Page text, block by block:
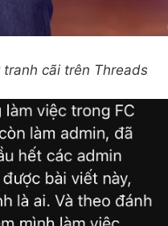
tranh cãi trên Threads